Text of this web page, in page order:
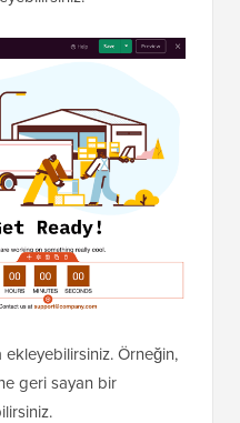
modu sayfanızı
ve bırak sayfa
markanızla eşleşecek